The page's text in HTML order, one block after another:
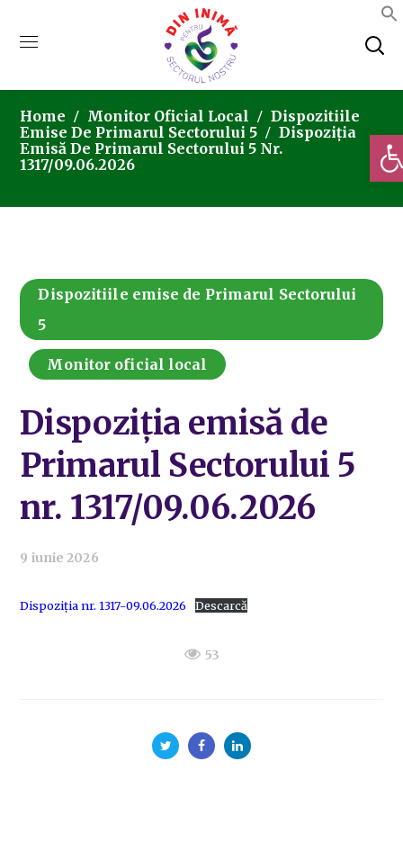
Home Monitor Oficial Local
Dispozitiile
Emise De Primarul Sectorului 5
Dispoziția
Emisă De Primarul Sectorului 5 Nr.
1317/09.06.2026
Dispozitiile emise de Primarul Sectorului
5
Monitor oficial local
Dispoziția emisă de
Primarul Sectorului 5
nr. 1317/09.06.2026
9 iunie 2026
Dispoziția nr. 1317-09.06.2026 Descarcă
53